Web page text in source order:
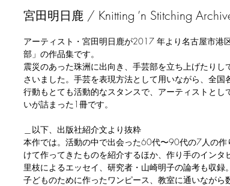
宮田明日鹿 / Knitting ’n Stitching
アーティスト・宮田明日鹿が2017 年より名古屋市港
部」の作品集です。
震災のあった珠洲に出向き、手芸部を立ち上げたり
さいました。手芸を表現方法として用いながら、全国
行動もとても活動的なスタンスで、アーティストとし
いが詰まった1冊です。
＿以下、出版社紹介文より抜粋
本作では。活動の中で出会った60代〜90代の7人の
けて作ってきたものを紹介するほか、作り手のイン
里枝によるエッセイ、研究者・山崎明子の論考も収録。
子どものために作ったワンピース、教室に通いなが